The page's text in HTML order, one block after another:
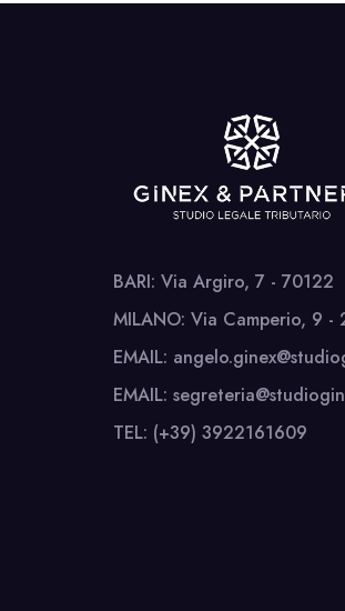
BARI: Via Argiro, 7 - 70122
MILANO: Via Camperio, 9 -
EMAIL:
EMAIL:
TEL: (+39) 3922161609